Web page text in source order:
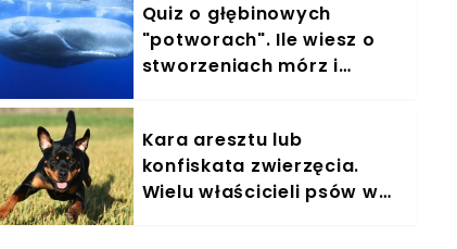
Quiz o głębinowych
"potworach". Ile wiesz o
stworzeniach mórz i
Kara aresztu lub
konfiskata zwierzęcia.
Wielu właścicieli psów w